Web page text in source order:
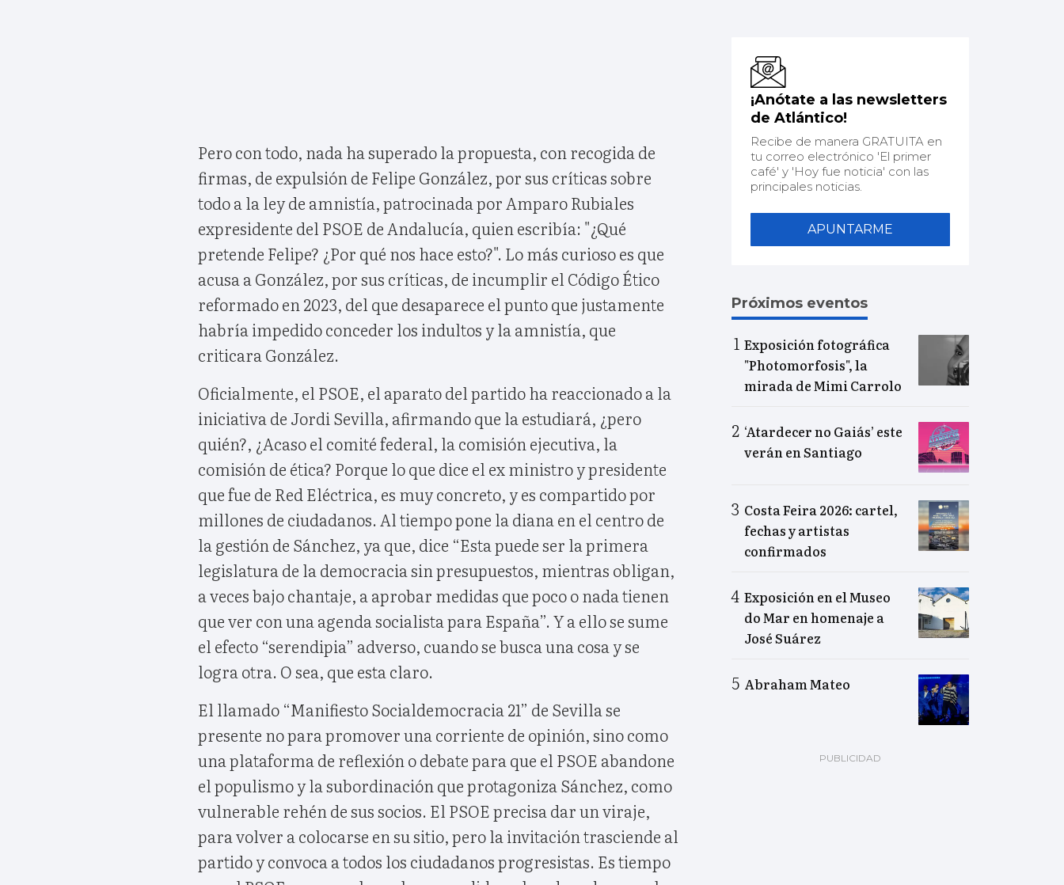
Pero con todo, nada ha superado la propuesta, con recogida de
firmas, de expulsión de Felipe González, por sus críticas sobre
todo a la ley de amnistía, patrocinada por Amparo Rubiales
expresidente del PSOE de Andalucía, quien escribía: "¿Qué
pretende Felipe? ¿Por qué nos hace esto?". Lo más curioso es que
acusa a González, por sus críticas, de incumplir el Código Ético
reformado en 2023, del que desaparece el punto que justamente
habría impedido conceder los indultos y la amnistía, que
criticara González.
Oficialmente, el PSOE, el aparato del partido ha reaccionado a la
iniciativa de Jordi Sevilla, afirmando que la estudiará, ¿pero
quién?, ¿Acaso el comité federal, la comisión ejecutiva, la
comisión de ética? Porque lo que dice el ex ministro y presidente
que fue de Red Eléctrica, es muy concreto, y es compartido por
millones de ciudadanos. Al tiempo pone la diana en el centro de
la gestión de Sánchez, ya que, dice “Esta puede ser la primera
legislatura de la democracia sin presupuestos, mientras obligan,
a veces bajo chantaje, a aprobar medidas que poco o nada tienen
que ver con una agenda socialista para España”. Y a ello se sume
el efecto “serendipia” adverso, cuando se busca una cosa y se
logra otra. O sea, que esta claro.
El llamado “Manifiesto Socialdemocracia 21” de Sevilla se
presente no para promover una corriente de opinión, sino como
una plataforma de reflexión o debate para que el PSOE abandone
el populismo y la subordinación que protagoniza Sánchez, como
vulnerable rehén de sus socios. El PSOE precisa dar un viraje,
para volver a colocarse en su sitio, pero la invitación trasciende al
partido y convoca a todos los ciudadanos progresistas. Es tiempo
¡Anótate a las newsletters
de Atlántico!
Recibe de manera GRATUITA en
tu correo electrónico 'El primer
café' y 'Hoy fue noticia' con las
principales noticias.
APUNTARME
Próximos eventos
Exposición fotográfica
"Photomorfosis", la
mirada de Mimi Carrolo
‘Atardecer no Gaiás’ este
verán en Santiago
Costa Feira 2026: cartel,
fechas y artistas
confirmados
Exposición en el Museo
do Mar en homenaje a
José Suárez
Abraham Mateo